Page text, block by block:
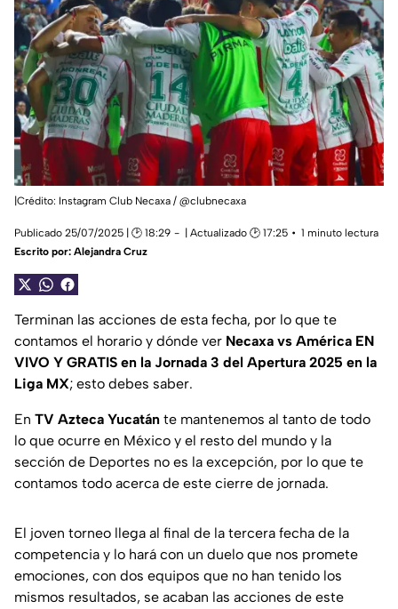
|Crédito: Instagram Club Necaxa / @clubnecaxa
Publicado 25/07/2025 | 🕑 18:29 | Actualizado 🕑 17:25
1 minuto lectura
Escrito por: Alejandra Cruz
Terminan las acciones de esta fecha, por lo que te
contamos el horario y dónde ver Necaxa vs América EN
VIVO Y GRATIS en la Jornada 3 del Apertura 2025 en la
Liga MX; esto debes saber.
En TV Azteca Yucatán te mantenemos al tanto de todo
lo que ocurre en México y el resto del mundo y la
sección de Deportes no es la excepción, por lo que te
contamos todo acerca de este cierre de jornada.
El joven torneo llega al final de la tercera fecha de la
competencia y lo hará con un duelo que nos promete
emociones, con dos equipos que no han tenido los
mismos resultados, se acaban las acciones de este